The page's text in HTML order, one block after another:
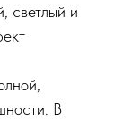
светлый и
В